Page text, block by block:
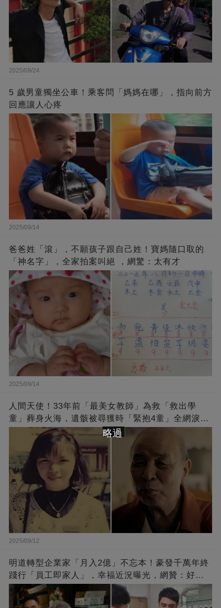
2025/09/24
5 歲男童獨坐公車！乘客問「媽媽在哪」，指向前方
回應讓人心疼
2025/09/14
爸爸姓「滾」，不願孩子跟自己姓！寶媽隨口取的
「神名字」，全家拍案叫絕 ，網驚：太有才
2025/09/14
人間天使！33年前「最美女教師」為救「救出學
童」葬身火海，遺骸被尋獲時「緊抱4童」全網淚
崩：真正的英雄不該被遺忘
2025/09/12
明道轉型企業家「月入2億」不忘本！豪發千萬年終
踐行「員工即家人」，幸福近況曝光，網贊：好老
闆的福報
略過